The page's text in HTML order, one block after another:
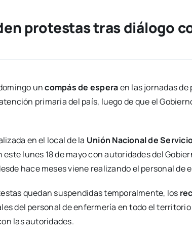
protestas tras diálogo
uncompás de esperaen las jornadas
primaria del país, luego de que el
en el local de la Unión Nacional de
lunes 18 de mayo con autoridades del
hace meses viene realizando el personal de
quedan suspendidas temporalmente, los
del personal de enfermería en todo el
las autoridades.